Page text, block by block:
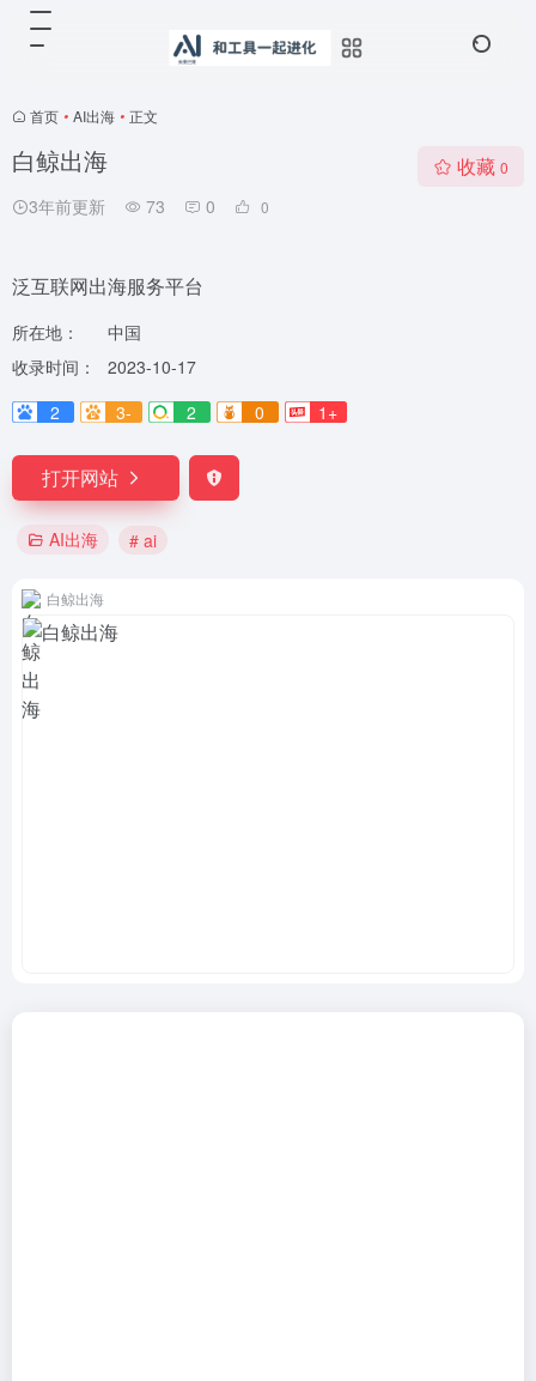
首页 • AI出海 • 正文
白鲸出海
3年前更新 73 0 0
收藏 0
泛互联网出海服务平台
所在地：
中国
收录时间：
2023-10-17
2
3- 2 0 1+
打开网站
AI出海 # ai
白鲸出海